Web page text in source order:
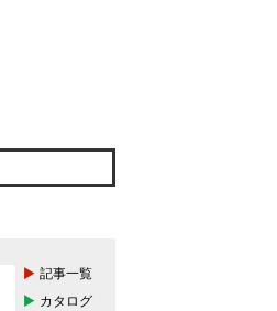
記事一覧
カタログ